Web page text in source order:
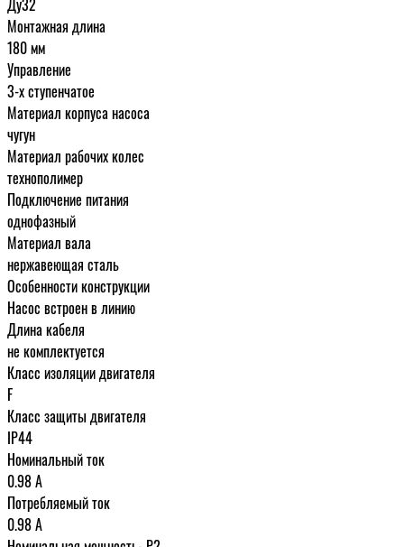
Монтажная длина
180 мм
Управление
3-х ступенчатое
Материал корпуса насоса
чугун
Материал рабочих колес
технополимер
Подключение питания
однофазный
Материал вала
нержавеющая сталь
Особенности конструкции
Насос встроен в линию
Длина кабеля
не комплектуется
Класс изоляции двигателя
F
Класс защиты двигателя
IP44
Номинальный ток
0.98 A
Потребляемый ток
0.98 А